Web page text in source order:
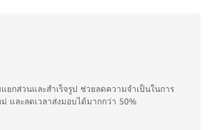
ยกส่วนและสำเร็จรูป ช่วยลดความจำเป็นในการ
ม่ และลดเวลาส่งมอบได้มากกว่า 50%